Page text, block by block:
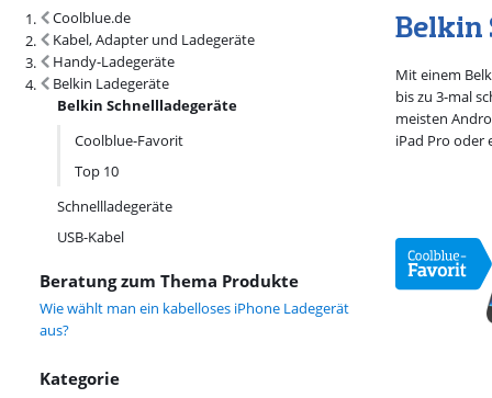
Coolblue.de
Kabel, Adapter und Ladegeräte
Handy-Ladegeräte
Belkin Ladegeräte
Belkin Schnellladegeräte
Coolblue-Favorit
Top 10
Schnellladegeräte
USB-Kabel
Beratung zum Thema Produkte
Wie wählt man ein kabelloses iPhone Ladegerät
aus?
Kategorie
Belkin
Suchergebnisse und Sortierung
Mit einem
bis zu 3-mal
meisten
iPad Pro oder